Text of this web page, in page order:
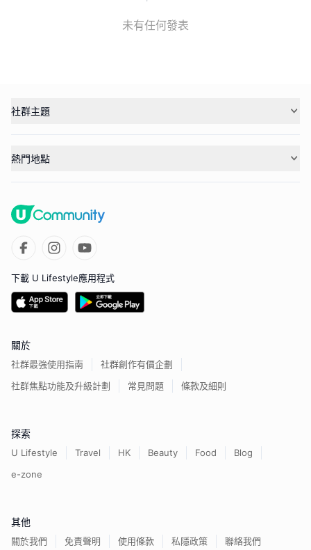
未有任何發表
社群主題
熱門地點
下載 U Lifestyle應用程式
關於
社群最強使用指南
社群創作有價企劃
社群焦點功能及升級計劃
常見問題 條款及細則
探索
U Lifestyle Travel HK Beauty Food
Blog
e-zone
其他
關於我們 免責聲明 使用條款 私隱政策 聯絡我們